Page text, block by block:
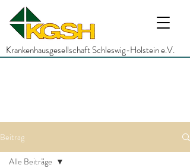
Krankenhausgesellschaft Schleswig-Holstein e.V.
Beitrag
Alle Beiträge